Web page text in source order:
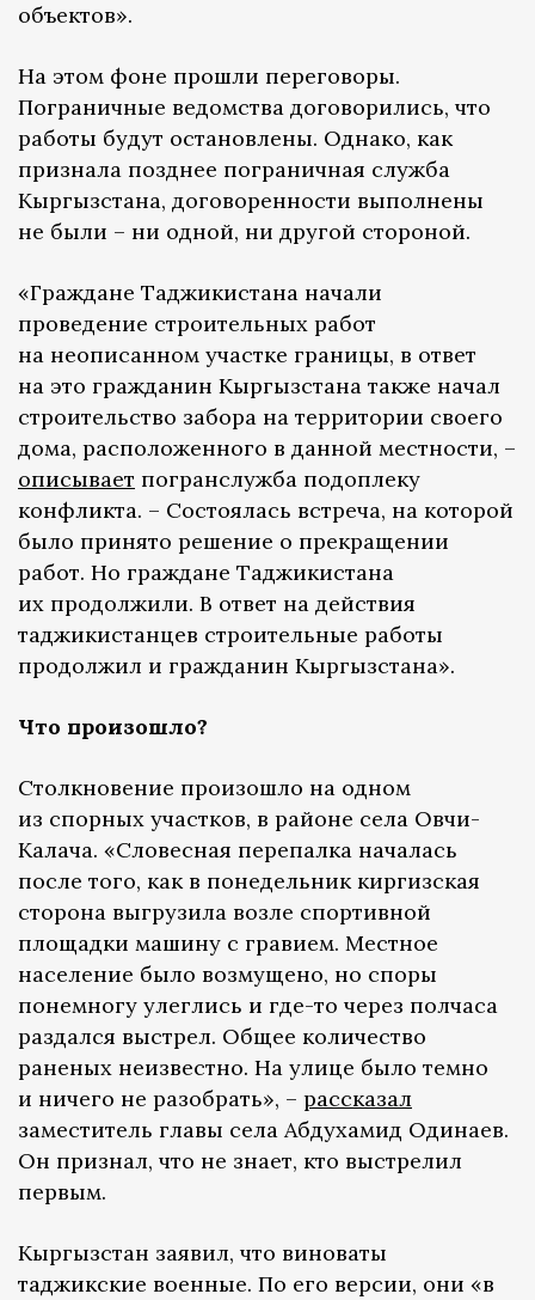
объектов».
На этом фоне прошли переговоры.
Пограничные ведомства договорились, что
работы будут остановлены. Однако, как
признала позднее пограничная служба
Кыргызстана, договоренности выполнены
не были – ни одной, ни другой стороной.
«Граждане Таджикистана начали
проведение строительных работ
на неописанном участке границы, в ответ
на это гражданин Кыргызстана также начал
строительство забора на территории своего
дома, расположенного в данной местности, –
описывает погранслужба подоплеку
конфликта. – Состоялась встреча, на которой
было принято решение о прекращении
работ. Но граждане Таджикистана
их продолжили. В ответ на действия
таджикистанцев строительные работы
продолжил и гражданин Кыргызстана».
Что произошло?
Столкновение произошло на одном
из спорных участков, в районе села Овчи-
Калача. «Словесная перепалка началась
после того, как в понедельник киргизская
сторона выгрузила возле спортивной
площадки машину с гравием. Местное
население было возмущено, но споры
понемногу улеглись и где-то через полчаса
раздался выстрел. Общее количество
раненых неизвестно. На улице было темно
и ничего не разобрать», – рассказал
заместитель главы села Абдухамид Одинаев.
Он признал, что не знает, кто выстрелил
первым.
Кыргызстан заявил, что виноваты
таджикские военные. По его версии, они «в